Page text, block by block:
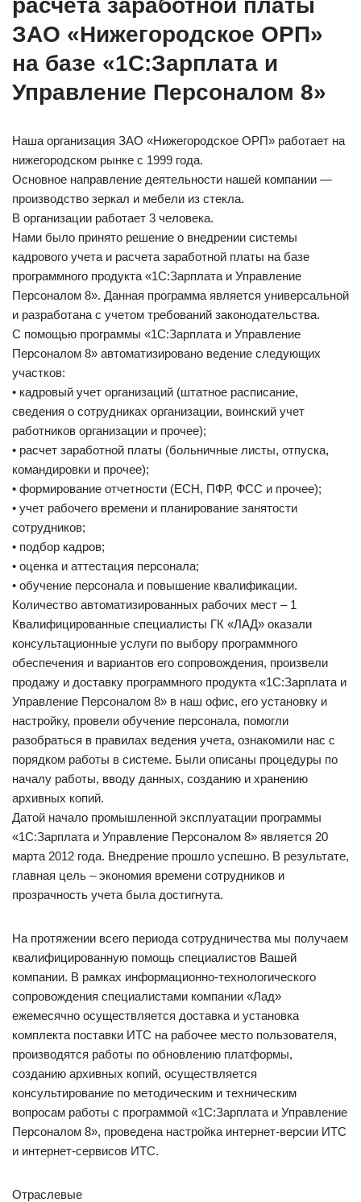
расчета заработной платы
ЗАО «Нижегородское ОРП»
на базе «1С:Зарплата и
Управление Персоналом 8»
Наша организация ЗАО «Нижегородское ОРП» работает на
нижегородском рынке с 1999 года.
Основное направление деятельности нашей компании —
производство зеркал и мебели из стекла.
В организации работает 3 человека.
Нами было принято решение о внедрении системы
кадрового учета и расчета заработной платы на базе
программного продукта «1С:Зарплата и Управление
Персоналом 8». Данная программа является универсальной
и разработана с учетом требований законодательства.
С помощью программы «1С:Зарплата и Управление
Персоналом 8» автоматизировано ведение следующих
участков:
• кадровый учет организаций (штатное расписание,
сведения о сотрудниках организации, воинский учет
работников организации и прочее);
• расчет заработной платы (больничные листы, отпуска,
командировки и прочее);
• формирование отчетности (ЕСН, ПФР, ФСС и прочее);
• учет рабочего времени и планирование занятости
сотрудников;
• подбор кадров;
• оценка и аттестация персонала;
• обучение персонала и повышение квалификации.
Количество автоматизированных рабочих мест – 1
Квалифицированные специалисты ГК «ЛАД» оказали
консультационные услуги по выбору программного
обеспечения и вариантов его сопровождения, произвели
продажу и доставку программного продукта «1С:Зарплата и
Управление Персоналом 8» в наш офис, его установку и
настройку, провели обучение персонала, помогли
разобраться в правилах ведения учета, ознакомили нас с
порядком работы в системе. Были описаны процедуры по
началу работы, вводу данных, созданию и хранению
архивных копий.
Датой начало промышленной эксплуатации программы
«1С:Зарплата и Управление Персоналом 8» является 20
марта 2012 года. Внедрение прошло успешно. В результате,
главная цель – экономия времени сотрудников и
прозрачность учета была достигнута.
На протяжении всего периода сотрудничества мы получаем
квалифицированную помощь специалистов Вашей
компании. В рамках информационно-технологического
сопровождения специалистами компании «Лад»
ежемесячно осуществляется доставка и установка
комплекта поставки ИТС на рабочее место пользователя,
производятся работы по обновлению платформы,
созданию архивных копий, осуществляется
консультирование по методическим и техническим
вопросам работы с программой «1С:Зарплата и Управление
Персоналом 8», проведена настройка интернет-версии ИТС
и интернет-сервисов ИТС.
Отраслевые